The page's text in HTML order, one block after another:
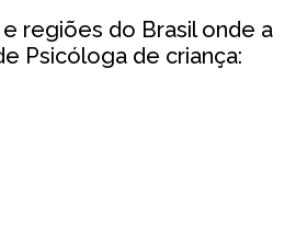
regiões do Brasil onde a
Psicóloga de criança: